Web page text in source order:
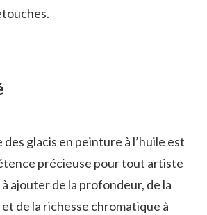
des glacis en peinture à l’huile est
précieuse pour tout artiste
ajouter de la profondeur, de la
de la richesse chromatique à